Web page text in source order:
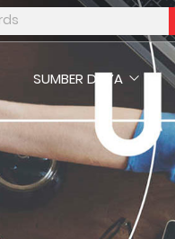
SUMBER DAYA